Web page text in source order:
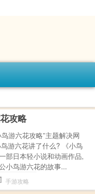
攻略
游六花攻略”主题解决网
游六花讲了什么? 《小鸟
部日本轻小说和动画作品,
小鸟游六花的故事...
手游攻略